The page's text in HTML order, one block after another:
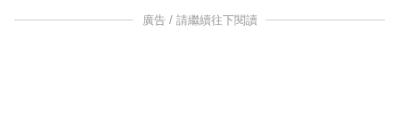
廣告 / 請繼續往下閱讀